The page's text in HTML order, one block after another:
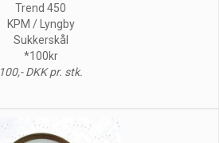
Trend 450
KPM / Lyngby
Sukkerskål
*100kr
100,- DKK pr. stk.